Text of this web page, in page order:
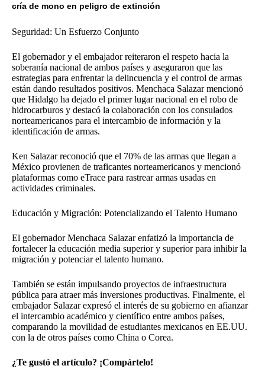
cría de mono en peligro de extinción
Seguridad: Un Esfuerzo Conjunto
El gobernador y el embajador reiteraron el respeto hacia la
soberanía nacional de ambos países y aseguraron que las
estrategias para enfrentar la delincuencia y el control de armas
están dando resultados positivos. Menchaca Salazar mencionó
que Hidalgo ha dejado el primer lugar nacional en el robo de
hidrocarburos y destacó la colaboración con los consulados
norteamericanos para el intercambio de información y la
identificación de armas.
Ken Salazar reconoció que el 70% de las armas que llegan a
México provienen de traficantes norteamericanos y mencionó
plataformas como eTrace para rastrear armas usadas en
actividades criminales.
Educación y Migración: Potencializando el Talento Humano
El gobernador Menchaca Salazar enfatizó la importancia de
fortalecer la educación media superior y superior para inhibir la
migración y potenciar el talento humano.
También se están impulsando proyectos de infraestructura
pública para atraer más inversiones productivas. Finalmente, el
embajador Salazar expresó el interés de su gobierno en afianzar
el intercambio académico y científico entre ambos países,
comparando la movilidad de estudiantes mexicanos en EE.UU.
con la de otros países como China o Corea.
¿Te gustó el artículo? ¡Compártelo!